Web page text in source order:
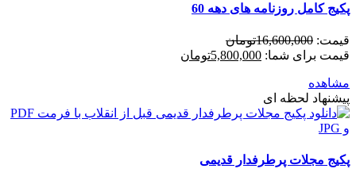
پکیج کامل روزنامه های دهه 60
قیمت: 16,600,000تومان
قیمت برای شما: 5,800,000تومان
مشاهده
پیشنهاد لحظه ای
پکیج مجلات پرطرفدار قدیمی